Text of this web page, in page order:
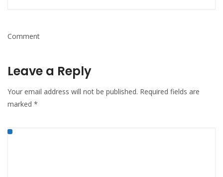
Comment
Leave a Reply
Your email address will not be published. Required fields are
marked *